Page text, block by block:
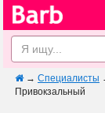
→ Специалисты
Привокзальный